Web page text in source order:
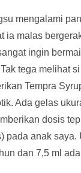
mengalami
ia malas
ingin
tega melihat
Tempra
Ada gelas
dosis
pada anak saya.
dan 7,5 ml